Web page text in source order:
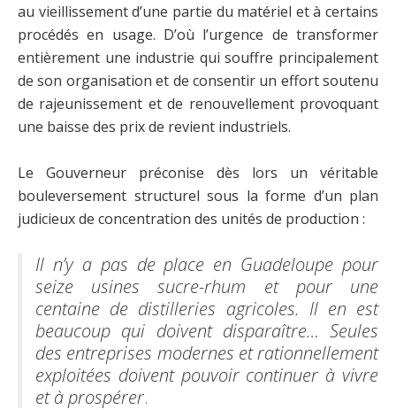
au vieillissement d’une partie du matériel et à certains
procédés en usage. D’où l’urgence de transformer
entièrement une industrie qui souffre principalement
de son organisation et de consentir un effort soutenu
de rajeunissement et de renouvellement provoquant
une baisse des prix de revient industriels.
Le Gouverneur préconise dès lors un véritable
bouleversement structurel sous la forme d’un plan
judicieux de concentration des unités de production :
Il n’y a pas de place en Guadeloupe pour
seize usines sucre-rhum et pour une
centaine de distilleries agricoles. Il en est
beaucoup qui doivent disparaître… Seules
des entreprises modernes et rationnellement
exploitées doivent pouvoir continuer à vivre
et à prospérer.